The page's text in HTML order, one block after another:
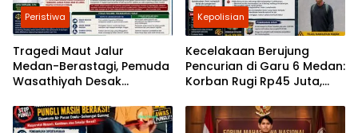
Peristiwa
Tragedi Maut Jalur
Medan-Berastagi, Pemuda
Wasathiyah Desak
Tegas PT Tirta Sibayakindo
Kepolisian
Kecelakaan Berujung
Pencurian di Garu 6 Medan:
Korban Rugi Rp45 Juta,
Angkat Bicara